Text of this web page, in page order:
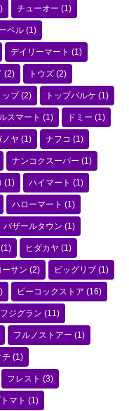
チューオー (1)
ベル (1)
デイリーマート (1)
(2) トウズ (2)
ップ(2) トップパルケ (1)
スマート (1) ドミー (1)
ノヤ (1) ナフコ (1)
ナンコクスーパー (1)
(1) ハイマート (1)
ハローマート (1)
バザールタウン (1)
(1) ヒダカヤ (1)
ーサン (2) ビッグリブ (1)
ピーコックストア (16)
フジグラン (11)
フルノストアー (1)
チ (1)
フレスト (3)
マト (1)